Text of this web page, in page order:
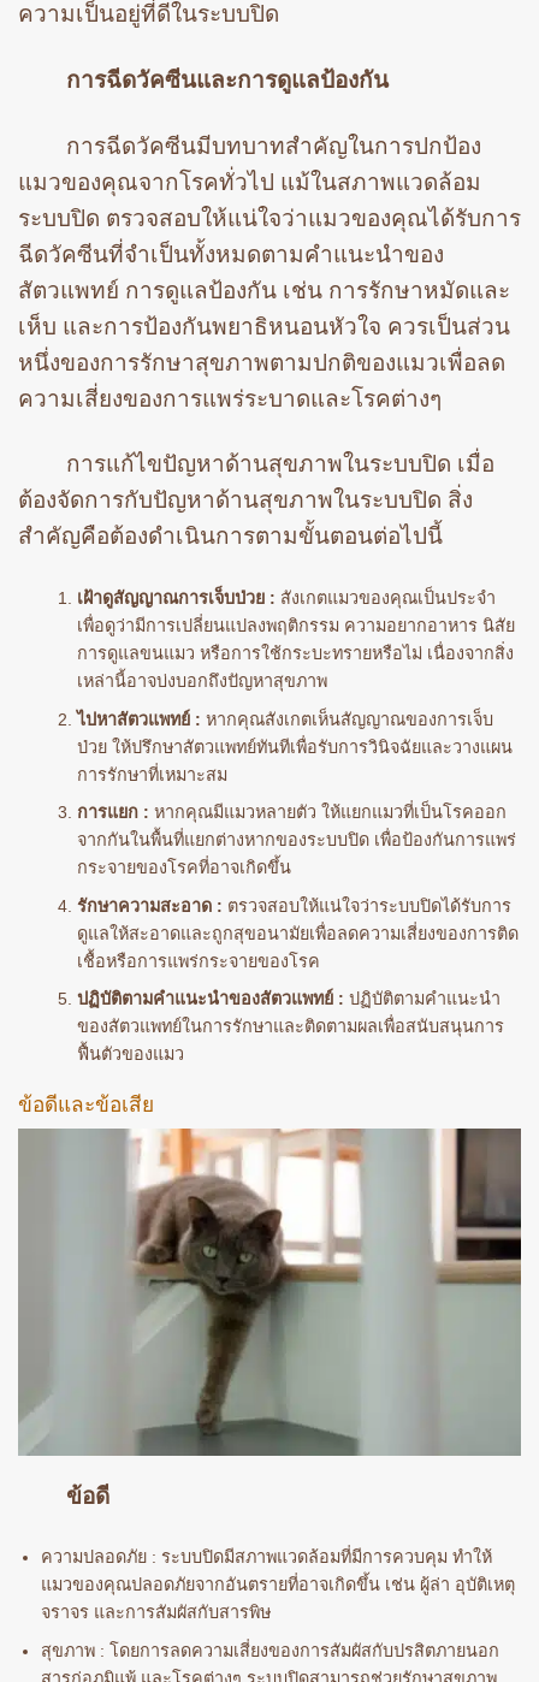
ความเป็นอยู่ที่ดีในระบบปิด
การฉีดวัคซีนและการดูแลป้องกัน
การฉีดวัคซีนมีบทบาทสำคัญในการปกป้อง
แมวของคุณจากโรคทั่วไป แม้ในสภาพแวดล้อม
ระบบปิด ตรวจสอบให้แน่ใจว่าแมวของคุณได้รับการ
ฉีดวัคซีนที่จำเป็นทั้งหมดตามคำแนะนำของ
สัตวแพทย์ การดูแลป้องกัน เช่น การรักษาหมัดและ
เห็บ และการป้องกันพยาธิหนอนหัวใจ ควรเป็นส่วน
หนึ่งของการรักษาสุขภาพตามปกติของแมวเพื่อลด
ความเสี่ยงของการแพร่ระบาดและโรคต่างๆ
การแก้ไขปัญหาด้านสุขภาพในระบบปิด เมื่อ
ต้องจัดการกับปัญหาด้านสุขภาพในระบบปิด สิ่ง
สำคัญคือต้องดำเนินการตามขั้นตอนต่อไปนี้
เฝ้าดูสัญญาณการเจ็บป่วย : สังเกตแมวของคุณเป็นประจำ
เพื่อดูว่ามีการเปลี่ยนแปลงพฤติกรรม ความอยากอาหาร นิสัย
การดูแลขนแมว หรือการใช้กระบะทรายหรือไม่ เนื่องจากสิ่ง
เหล่านี้อาจบ่งบอกถึงปัญหาสุขภาพ
ไปหาสัตวแพทย์ : หากคุณสังเกตเห็นสัญญาณของการเจ็บ
ป่วย ให้ปรึกษาสัตวแพทย์ทันทีเพื่อรับการวินิจฉัยและวางแผน
การรักษาที่เหมาะสม
การแยก : หากคุณมีแมวหลายตัว ให้แยกแมวที่เป็นโรคออก
จากกันในพื้นที่แยกต่างหากของระบบปิด เพื่อป้องกันการแพร่
กระจายของโรคที่อาจเกิดขึ้น
รักษาความสะอาด : ตรวจสอบให้แน่ใจว่าระบบปิดได้รับการ
ดูแลให้สะอาดและถูกสุขอนามัยเพื่อลดความเสี่ยงของการติด
เชื้อหรือการแพร่กระจายของโรค
ปฏิบัติตามคำแนะนำของสัตวแพทย์ : ปฏิบัติตามคำแนะนำ
ของสัตวแพทย์ในการรักษาและติดตามผลเพื่อสนับสนุนการ
ฟื้นตัวของแมว
ข้อดีและข้อเสีย
ข้อดี
ความปลอดภัย : ระบบปิดมีสภาพแวดล้อมที่มีการควบคุม ทำให้
แมวของคุณปลอดภัยจากอันตรายที่อาจเกิดขึ้น เช่น ผู้ล่า อุบัติเหตุ
จราจร และการสัมผัสกับสารพิษ
สุขภาพ : โดยการลดความเสี่ยงของการสัมผัสกับปรสิตภายนอก